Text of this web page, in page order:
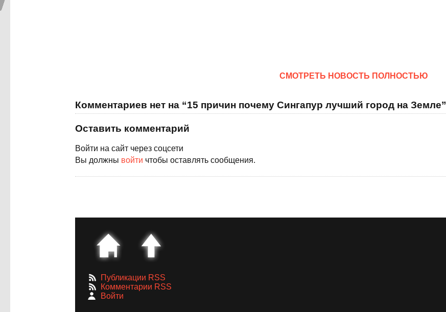
CМОТРЕТЬ НОВОСТЬ ПОЛНОСТЬЮ
Комментариев нет на “15 причин почему Сингапур лучший город на Земле”
Оставить комментарий
Войти на сайт через соцсети
Вы должны войти чтобы оставлять сообщения.
Публикации RSS
Комментарии RSS
Войти